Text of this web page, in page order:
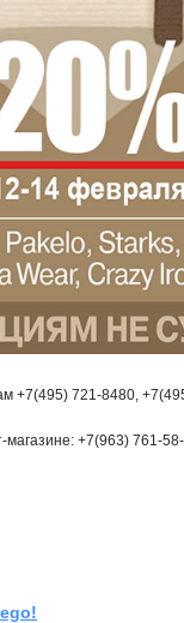
+7(495) 721-8480,
магазине: +7(963) 761-